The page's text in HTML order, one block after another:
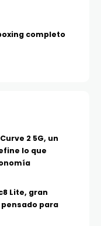
completo
2 5G, un
lo que
Lite, gran
para